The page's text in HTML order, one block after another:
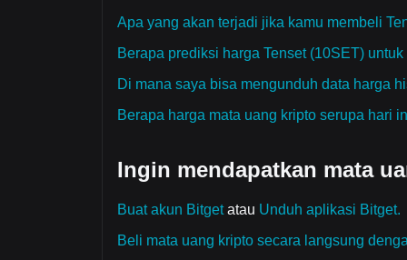
Apa yang akan terjadi jika kamu membeli
Berapa prediksi harga Tenset (10SET)
Di mana saya bisa mengunduh data harga
Berapa harga mata uang kripto serupa hari
Ingin mendapatkan mata
Buat akun Bitgetatau Unduh aplikasi Bitget.
Beli mata uang kripto secara langsung